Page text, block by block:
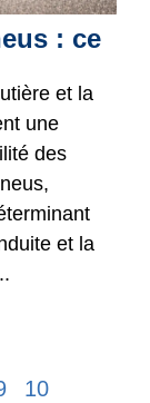
: ce
et la
une
des
et la
10